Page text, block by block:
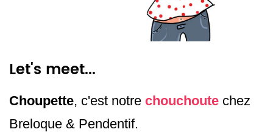
Let's meet...
Choupette, c'est notre chouchoute chez
Breloque & Pendentif.